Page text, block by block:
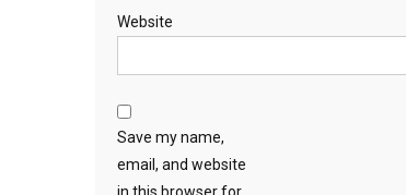
Website
Save my name,
email, and website